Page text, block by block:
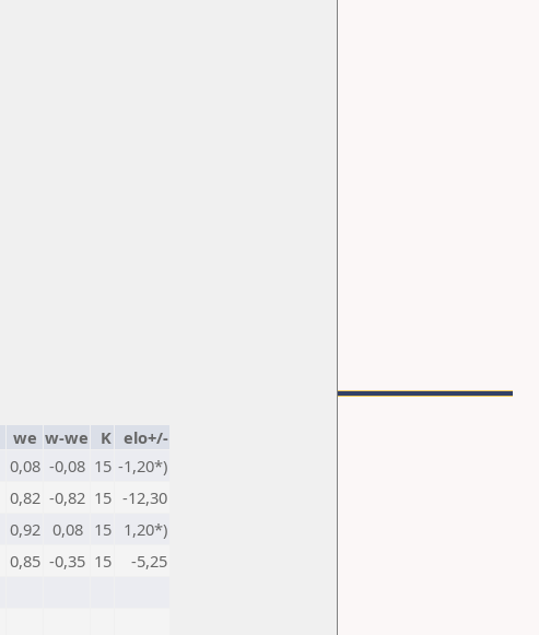
we w-we K elo+/-
0,08 -0,08 15 -1,20*)
0,82 -0,82 15 -12,30
0,92 0,08 15 1,20*)
0,85 -0,35 15
-5,25